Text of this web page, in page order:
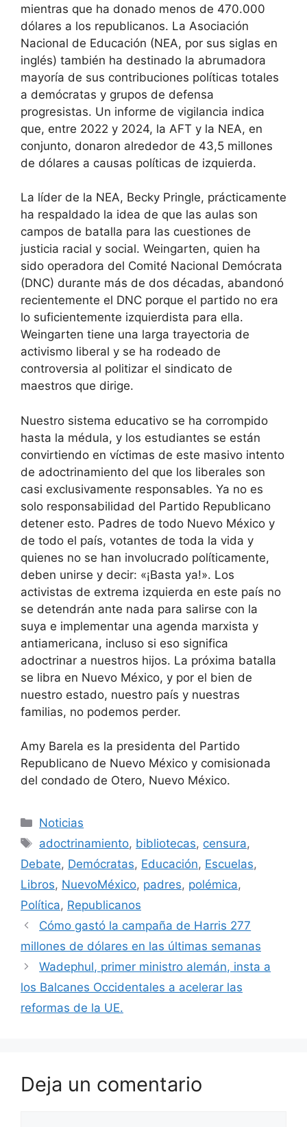
mientras que ha donado menos de 470.000
dólares a los republicanos. La Asociación
Nacional de Educación (NEA, por sus siglas en
inglés) también ha destinado la abrumadora
mayoría de sus contribuciones políticas totales
a demócratas y grupos de defensa
progresistas. Un informe de vigilancia indica
que, entre 2022 y 2024, la AFT y la NEA, en
conjunto, donaron alrededor de 43,5 millones
de dólares a causas políticas de izquierda.
La líder de la NEA, Becky Pringle, prácticamente
ha respaldado la idea de que las aulas son
campos de batalla para las cuestiones de
justicia racial y social. Weingarten, quien ha
sido operadora del Comité Nacional Demócrata
(DNC) durante más de dos décadas, abandonó
recientemente el DNC porque el partido no era
lo suficientemente izquierdista para ella.
Weingarten tiene una larga trayectoria de
activismo liberal y se ha rodeado de
controversia al politizar el sindicato de
maestros que dirige.
Nuestro sistema educativo se ha corrompido
hasta la médula, y los estudiantes se están
convirtiendo en víctimas de este masivo intento
de adoctrinamiento del que los liberales son
casi exclusivamente responsables. Ya no es
solo responsabilidad del Partido Republicano
detener esto. Padres de todo Nuevo México y
de todo el país, votantes de toda la vida y
quienes no se han involucrado políticamente,
deben unirse y decir: «¡Basta ya!». Los
activistas de extrema izquierda en este país no
se detendrán ante nada para salirse con la
suya e implementar una agenda marxista y
antiamericana, incluso si eso significa
adoctrinar a nuestros hijos. La próxima batalla
se libra en Nuevo México, y por el bien de
nuestro estado, nuestro país y nuestras
familias, no podemos perder.
Amy Barela es la presidenta del Partido
Republicano de Nuevo México y comisionada
del condado de Otero, Nuevo México.
Categorías
Noticias
Etiquetas
adoctrinamiento, bibliotecas, censura,
Debate, Demócratas, Educación, Escuelas,
Libros, NuevoMéxico, padres, polémica,
Política, Republicanos
Cómo gastó la campaña de Harris 277
millones de dólares en las últimas semanas
Wadephul, primer ministro alemán, insta a
los Balcanes Occidentales a acelerar las
reformas de la UE.
Deja un comentario